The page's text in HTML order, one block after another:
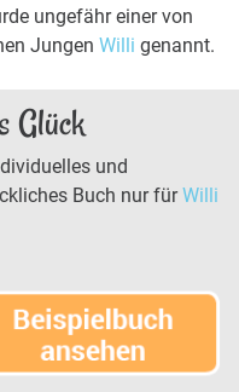
ungefähr einer von
Jungen Willi genannt.
Glück
und
Buch nur fürWilli